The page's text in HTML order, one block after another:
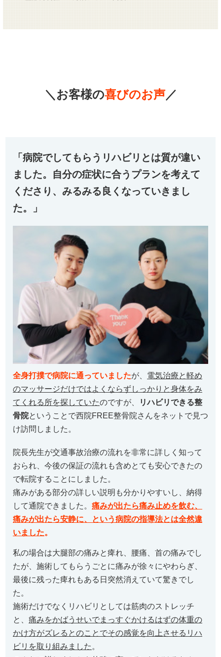
＼お客様の喜びのお声／
「病院でしてもらうリハビリとは質が違い
ました。自分の症状に合うプランを考えて
くださり、みるみる良くなっていきまし
た。」
全身打撲で病院に通っていましたが、 電気治療と軽め
のマッサージだけではよくならずしっかりと身体をみ
てくれる所を探していたのですが、
リハビリできる整
骨院ということで西院FREE整骨院さんをネットで見つ
け訪問しました。
院長先生が交通事故治療の流れを非常に詳しく知って
おられ、今後の保証の流れも含めとても安心できたの
で転院することにしました。
痛みがある部分の詳しい説明も分かりやすいし、納得
して通院できました。 痛みが出たら痛み止めを飲む、
痛みが出たら安静に、という病院の指導法とは全然違
いました。
私の場合は大腿部の痛みと痺れ、腰痛、首の痛みでし
たが、施術してもらうごとに痛みが徐々にやわらぎ、
最後に残った痺れもある日突然消えていて驚きでし
た。
施術だけでなくリハビリとしては筋肉のストレッチ
と、 痛みをかばうせいでまっすぐかけるはずの体重の
かけ方がズレるとのことでその感覚を向上させるリハ
ビリを取り組みました 。